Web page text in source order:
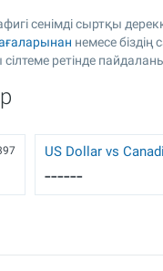
сенімді сыртқы
немесе
ретінде
------